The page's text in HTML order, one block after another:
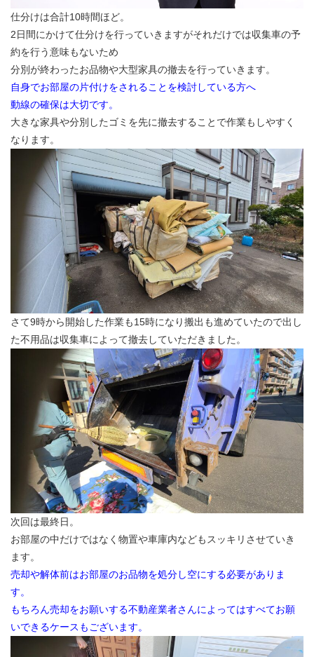
仕分けは合計10時間ほど。
2日間にかけて仕分けを行っていきますがそれだけでは収集車の予
約を行う意味もないため
分別が終わったお品物や大型家具の撤去を行っていきます。
自身でお部屋の片付けをされることを検討している方へ
動線の確保は大切です。
大きな家具や分別したゴミを先に撤去することで作業もしやすく
なります。
さて9時から開始した作業も15時になり搬出も進めていたので出し
た不用品は収集車によって撤去していただきました。
次回は最終日。
お部屋の中だけではなく物置や車庫内などもスッキリさせていき
ます。
売却や解体前はお部屋のお品物を処分し空にする必要がありま
す。
もちろん売却をお願いする不動産業者さんによってはすべてお願
いできるケースもございます。